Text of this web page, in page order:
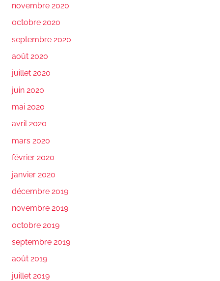
novembre 2020
octobre 2020
septembre 2020
août 2020
juillet 2020
juin 2020
mai 2020
avril 2020
mars 2020
février 2020
janvier 2020
décembre 2019
novembre 2019
octobre 2019
septembre 2019
août 2019
juillet 2019